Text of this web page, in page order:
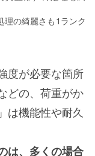
の綺麗さも1ランク
度が必要な箇所
どの、荷重がか
は機能性や耐久
は、多くの場合